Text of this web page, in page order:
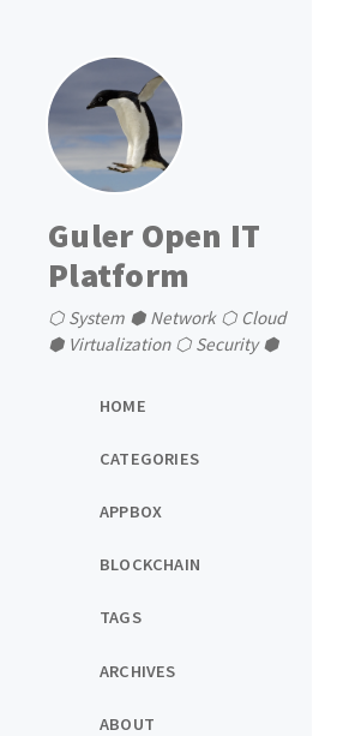
Guler Open IT
Platform
⬡ System ⬢ Network ⬡ Cloud
⬢ Virtualization ⬡ Security ⬢
HOME
CATEGORIES
APPBOX
BLOCKCHAIN
TAGS
ARCHIVES
ABOUT